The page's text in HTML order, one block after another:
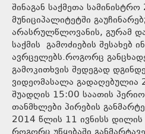
შინაგან საქმეთა
მუნიციპალიტეტში
არასრულწლოვანის, გურამ
საქმის გამოძიების შესახებ
ავრცელებს.როგორც
გამოკითხვის შედეგად
ვიდეომასალა გადაღებულია
შუადღის 15:00 საათის
თანმხლები პირების
2014 წლის 11 ივნისს დილის